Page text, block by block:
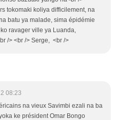
tokomaki koliya difficilement, na
batu ya malade, sima épidémie
ravager ville ya Luanda,
/> <br /> Serge, <br />
08:23
na vieux Savimbi ezali na ba
ke président Omar Bongo